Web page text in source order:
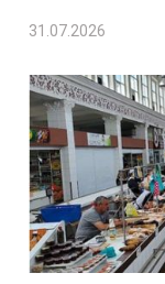
31.07.2026